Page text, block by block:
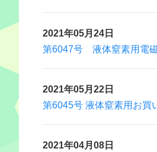
2021年05月24日
第6047号 液体窒素用電磁
2021年05月22日
第6045号 液体窒素用お買
2021年04月08日